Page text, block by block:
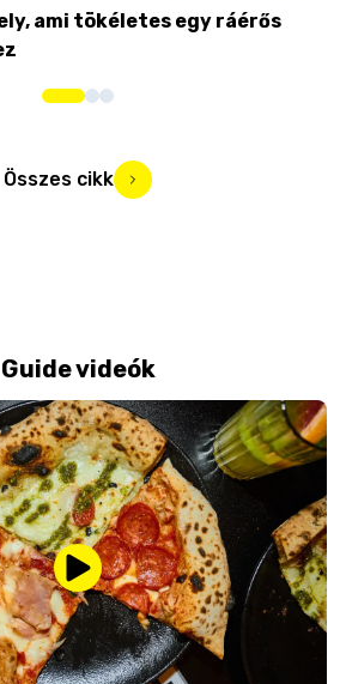
ami tökéletes egy ráérős
Összes cikk
Guide videók